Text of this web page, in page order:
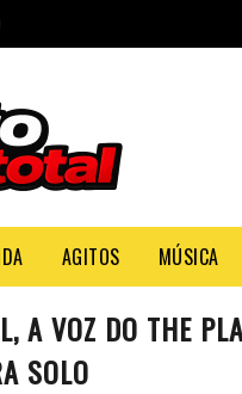
AGITOS MÚSICA
A VOZ DO THE
SOLO